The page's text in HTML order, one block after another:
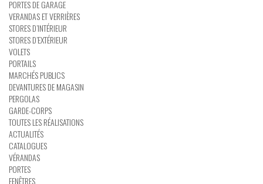
PORTES DE GARAGE
VERANDAS ET VERRIÈRES
STORES D’INTÉRIEUR
STORES D’EXTÉRIEUR
VOLETS
PORTAILS
MARCHÉS PUBLICS
DEVANTURES DE MAGASIN
PERGOLAS
GARDE-CORPS
TOUTES LES RÉALISATIONS
ACTUALITÉS
CATALOGUES
VÉRANDAS
PORTES
FENÊTRES